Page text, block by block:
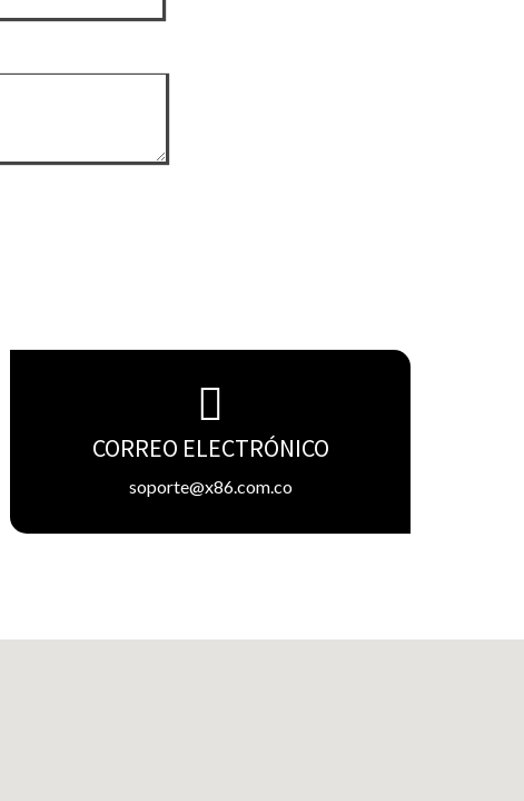
CORREO ELECTRÓNICO
soporte@x86.com.co